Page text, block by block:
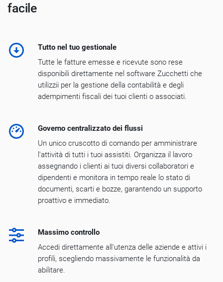
facile
Tutto nel tuo gestionale
Tutte le fatture emesse e ricevute sono rese
disponibili direttamente nel software Zucchetti che
utilizzii per la gestione della contabilità e degli
adempimenti fiscali dei tuoi clienti o associati.
Governo centralizzato dei flussi
Un unico cruscotto di comando per amministrare
l'attività di tutti i tuoi assistiti. Organizza il lavoro
assegnando i clienti ai tuoi diversi collaboratori e
dipendenti e monitora in tempo reale lo stato di
documenti, scarti e bozze, garantendo un supporto
proattivo e immediato.
Massimo controllo
Accedi direttamente all'utenza delle aziende e attivi i
profili, scegliendo massivamente le funzionalità da
abilitare.